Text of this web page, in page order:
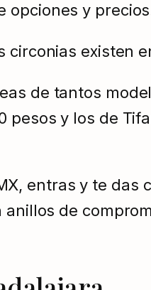
opciones y
circonias existen
de tantos
pesos y los de
entras y te das
de